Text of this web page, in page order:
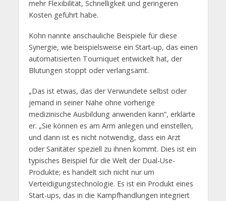
mehr Flexibilität, Schnelligkeit und geringeren
Kosten geführt habe.
Kohn nannte anschauliche Beispiele für diese
Synergie, wie beispielsweise ein Start-up, das einen
automatisierten Tourniquet entwickelt hat, der
Blutungen stoppt oder verlangsamt.
„Das ist etwas, das der Verwundete selbst oder
jemand in seiner Nähe ohne vorherige
medizinische Ausbildung anwenden kann“, erklärte
er. „Sie können es am Arm anlegen und einstellen,
und dann ist es nicht notwendig, dass ein Arzt
oder Sanitäter speziell zu ihnen kommt. Dies ist ein
typisches Beispiel für die Welt der Dual-Use-
Produkte; es handelt sich nicht nur um
Verteidigungstechnologie. Es ist ein Produkt eines
Start-ups, das in die Kampfhandlungen integriert